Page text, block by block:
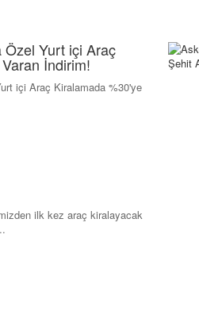
Özel Yurt içi Araç
İndirim!
içi Araç Kiralamada %30'ye
ilk kez araç kiralayacak